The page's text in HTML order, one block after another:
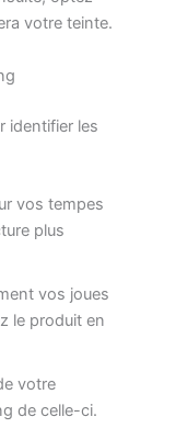
votre teinte.
identifier les
vos tempes
plus
vos joues
le produit en
votre
de celle-ci.